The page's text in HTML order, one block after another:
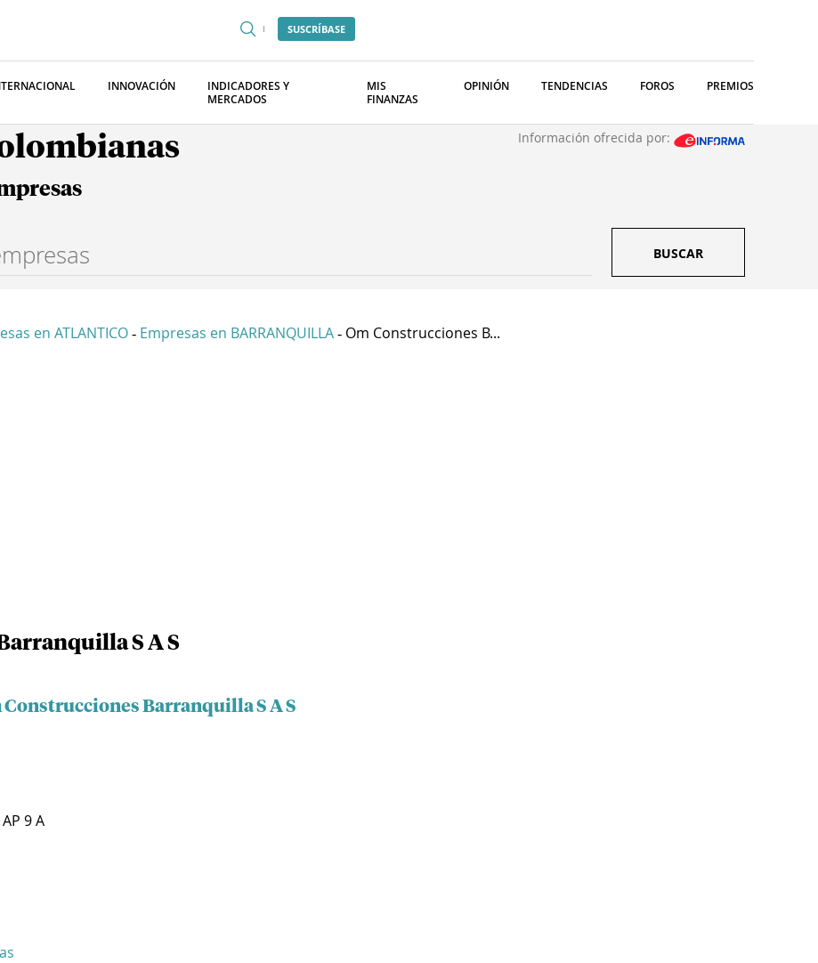
SUSCRÍBASE
INNOVACIÓN
INDICADORES Y
MERCADOS
MIS
FINANZAS
OPINIÓN TENDENCIAS FOROS PREMIOS
Información ofrecida por:
BUSCAR
en ATLANTICO - Empresas en BARRANQUILLA - Om Construcciones B...
S A S
Construcciones Barranquilla S A S
9 A